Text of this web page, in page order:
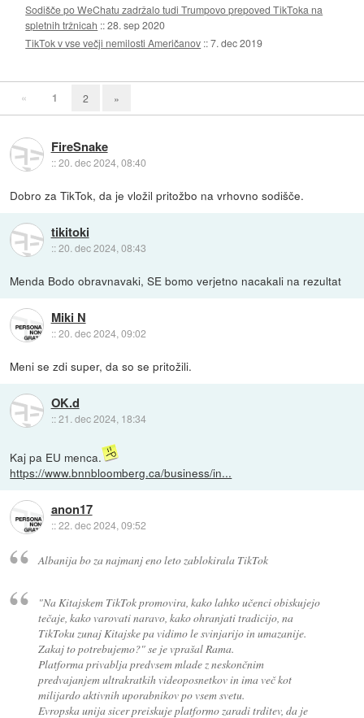
Sodišče po WeChatu zadržalo tudi Trumpovo prepoved TikToka na
spletnih tržnicah ::28. sep 2020
TikTok v vse večji nemilosti Američanov ::7. dec 2019
« 1 2 »
FireSnake
::20. dec 2024, 08:40
Dobro za TikTok, da je vložil pritožbo na vrhovno sodišče.
tikitoki
::20. dec 2024, 08:43
Menda Bodo obravnavaki, SE bomo verjetno nacakali na rezultat
Miki N
::20. dec 2024, 09:02
Meni se zdi super, da so se pritožili.
OK.d
::21. dec 2024, 18:34
Kaj pa EU menca.
https://www.bnnbloomberg.ca/business/in...
anon17
::22. dec 2024, 09:52
Albanija bo za najmanj eno leto zablokirala TikTok
"Na Kitajskem TikTok promovira, kako lahko učenci obiskujejo
tečaje, kako varovati naravo, kako ohranjati tradicijo, na
TikToku zunaj Kitajske pa vidimo le svinjarijo in umazanije.
Zakaj to potrebujemo?" se je vprašal Rama.
Platforma privablja predvsem mlade z neskončnim
predvajanjem ultrakratkih videoposnetkov in ima več kot
milijardo aktivnih uporabnikov po vsem svetu.
Evropska unija sicer preiskuje platformo zaradi trditev, da je